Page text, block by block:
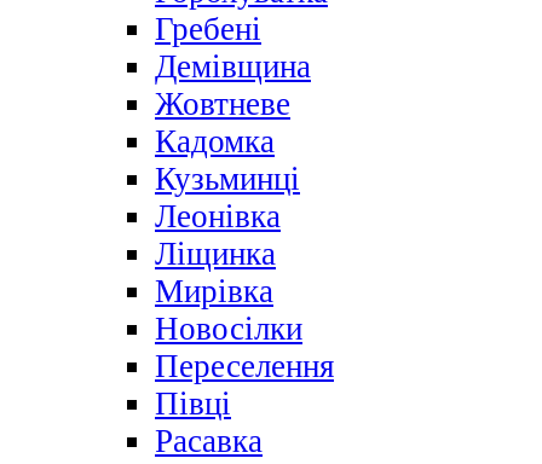
Гребені
Демівщина
Жовтневе
Кадомка
Кузьминці
Леонівка
Ліщинка
Мирівка
Новосілки
Переселення
Півці
Расавка